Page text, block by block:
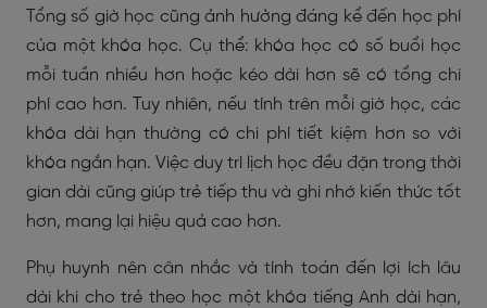
Tổng số giờ học cũng ảnh hưởng đáng kể đến học phí
của một khóa học. Cụ thể: khóa học có số buổi học
mỗi tuần nhiều hơn hoặc kéo dài hơn sẽ có tổng chi
phí cao hơn. Tuy nhiên, nếu tính trên mỗi giờ học, các
khóa dài hạn thường có chi phí tiết kiệm hơn so với
khóa ngắn hạn. Việc duy trì lịch học đều đặn trong thời
gian dài cũng giúp trẻ tiếp thu và ghi nhớ kiến thức tốt
hơn, mang lại hiệu quả cao hơn.
Phụ huynh nên cân nhắc và tính toán đến lợi ích lâu
dài khi cho trẻ theo học một khóa tiếng Anh dài hạn,